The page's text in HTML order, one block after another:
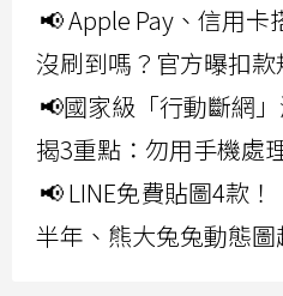
📢 Apple Pay、信用
沒刷到嗎？官方曝扣
📢國家級「行動斷網
揭3重點：勿用手機處
📢 LINE免費貼圖4款
半年、熊大兔兔動態圖